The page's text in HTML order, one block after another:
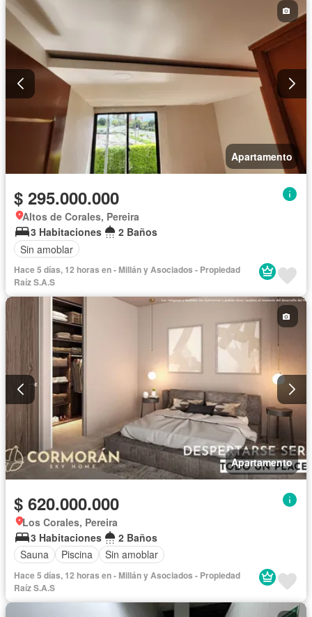
Apartamento
$ 295.000.000
Altos de Corales, Pereira
3 Habitaciones
2 Baños
Sin amoblar
Hace 5 días, 12 horas en - Millán y Asociados - Propiedad
Raíz S.A.S
Apartamento
$ 620.000.000
Los Corales, Pereira
3 Habitaciones
2 Baños
Sauna
Piscina Sin amoblar
Hace 5 días, 12 horas en - Millán y Asociados - Propiedad
Raíz S.A.S